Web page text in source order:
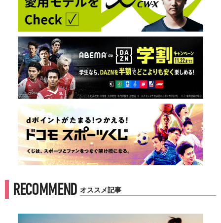
RECOMMEND オススメ記事